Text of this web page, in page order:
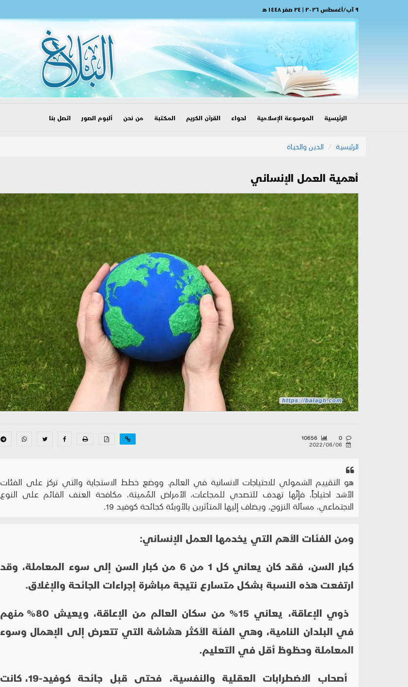
٩ آب/أغسطس ٢٠٢٦ | ٢٤ صفر ١٤٤٨ هـ
الرئيسية الموسوعة الإسلامية لحواء القرآن الكريم المكتبة من نحن ألبوم الصور اتصل بنا
الرئيسية الدين والحياة
أهمية العمل الإنساني
0
10656
2022/08/06
هو التقييم الشمولي للاحتياجات الانسانية في العالم. ووضع خطط الاستجابة والتي تركز على الفئات
الأشد احتياجاً، فإنّها تهدف للتصدي للمجاعات، الأمراض المُميتة، مكافحة العنف القائم على النوع
الاجتماعي، مسألة النزوح، ويضاف إليها المتأثرين بالأوبئة كجائحة كوفيد 19.
ومن الفئات الأهم التي يخدمها العمل الإنساني:
كبار السن، فقد كان يعاني كل 1 من 6 من كبار السن إلى سوء المعاملة، وقد
ارتفعت هذه النسبة بشكل متسارع نتيجة مباشرة إجراءات الجائحة والإغلاق.
ذوي الإعاقة، يعاني 15% من سكان العالم من الإعاقة، ويعيش 80% منهم
في البلدان النامية، وهي الفئة الأكثر هشاشة التي تتعرض إلى الإهمال وسوء
المعاملة وحظوظ أقل في التعليم.
أصحاب الاضطرابات العقلية والنفسية، فحتى قبل جائحة كوفيد-19، كانت